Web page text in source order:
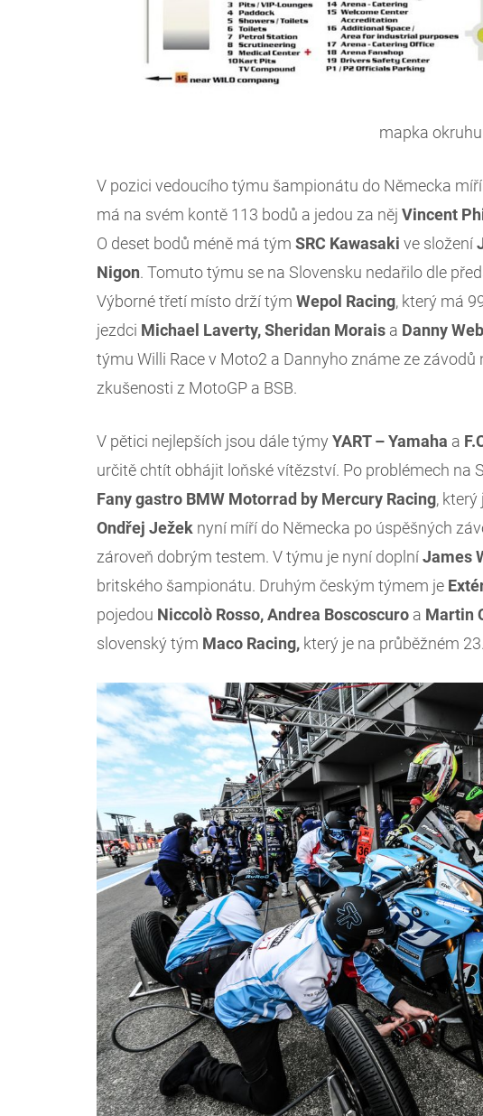
mapka okruhu
V pozici vedoucího týmu šampionátu do Německa
má na svém kontě 113 bodů a jedou za něj Vincent
O deset bodů méně má tým SRC Kawasaki ve složení
Nigon. Tomuto týmu se na Slovensku nedařilo dle
Výborné třetí místo drží tým Wepol Racing, který má
jezdci Michael Laverty, Sheridan Morais a Danny
týmu Willi Race v Moto2 a Dannyho známe ze
zkušenosti z MotoGP a BSB.
V pětici nejlepších jsou dále týmy YART – Yamaha a
určitě chtít obhájit loňské vítězství. Po problémech na
Fany gastro BMW Motorrad by Mercury Racing, který
Ondřej Ježek nyní míří do Německa po úspěšných
zároveň dobrým testem. V týmu je nyní doplníJames
britského šampionátu. Druhým českým týmem je
pojedou Niccolò Rosso, Andrea Boscoscuro a Martin
slovenský tým Maco Racing, který je na průběžném